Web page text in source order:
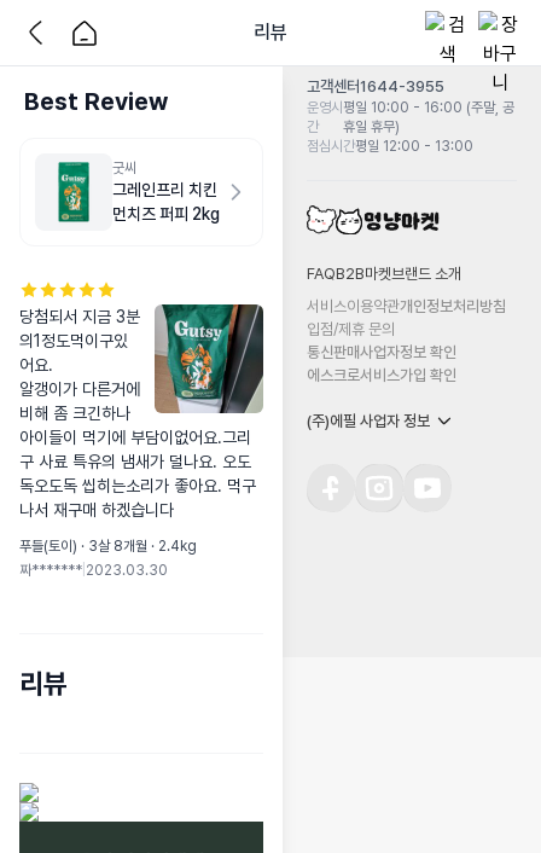
리뷰
Best Review
굿씨
그레인프리 치킨
먼치즈 퍼피 2kg
당첨되서 지금 3분
의1정도먹이구있
어요.
알갱이가 다른거에
비해 좀 크긴하나
아이들이 먹기에 부담이없어요.그리
구 사료 특유의 냄새가 덜나요. 오도
독오도독 씹히는소리가 좋아요. 먹구
나서 재구매 하겠습니다
푸들(토이) · 3살 8개월 · 2.4kg
짜******* 2023.03.30
리뷰
고객센터1644-3955
운영시
간
평일 10:00 - 16:00 (주말, 공
휴일 휴무)
점심시간평일 12:00 - 13:00
FAQB2B마켓 브랜드 소개
서비스이용약관개인정보처리방침
입점/제휴 문의
통신판매사업자정보 확인
에스크로서비스가입 확인
(주)에필 사업자 정보